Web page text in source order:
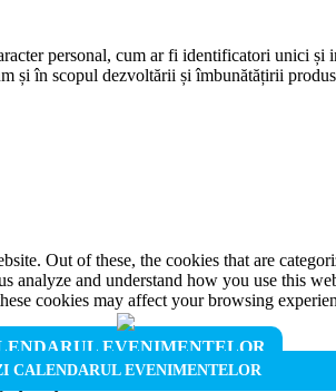
EVENIMENTELOR
CALENDARUL EVENIMENTELOR
personal, cum ar fi identificatori unici
și în scopul dezvoltării și îmbunătățirii
Out of these, the cookies that are
analyze and understand how you use this
cookies may affect your browsing